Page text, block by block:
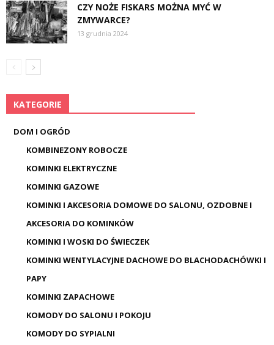
CZY NOŻE FISKARS MOŻNA MYĆ W
ZMYWARCE?
13 grudnia 2024
KATEGORIE
DOM I OGRÓD
KOMBINEZONY ROBOCZE
KOMINKI ELEKTRYCZNE
KOMINKI GAZOWE
KOMINKI I AKCESORIA DOMOWE DO SALONU, OZDOBNE I
AKCESORIA DO KOMINKÓW
KOMINKI I WOSKI DO ŚWIECZEK
KOMINKI WENTYLACYJNE DACHOWE DO BLACHODACHÓWKI I
PAPY
KOMINKI ZAPACHOWE
KOMODY DO SALONU I POKOJU
KOMODY DO SYPIALNI